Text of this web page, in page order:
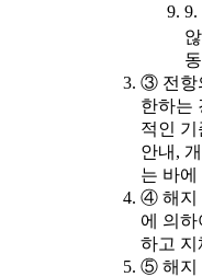
9.
③ 전항
한하는
적인
안내,
는 바에
④ 해지
에 의하
하고 지
⑤ 해지